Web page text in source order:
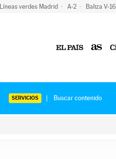
Líneas verdes Madrid A-2 Baliza V-16
SERVICIOS